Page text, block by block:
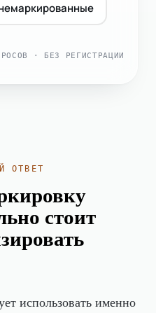
· БЕЗ РЕГИСТРАЦИИ
ОТВЕТ
стоит
использовать именно